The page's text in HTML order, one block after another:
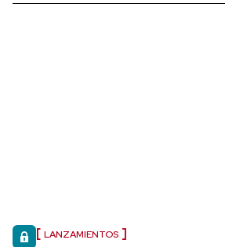
LANZAMIENTOS